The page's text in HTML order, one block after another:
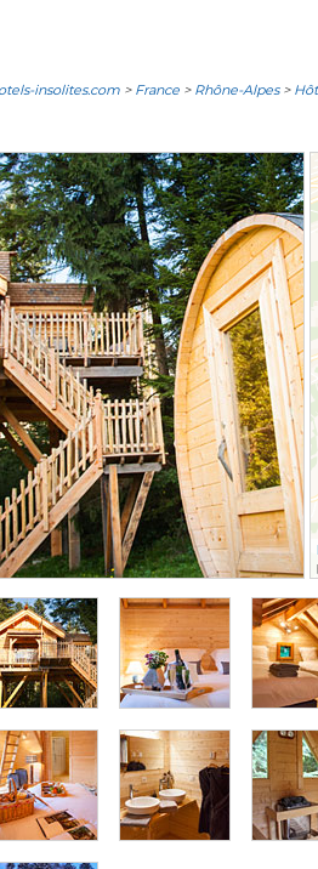
insolites.com > France > Rhône-Alpes>